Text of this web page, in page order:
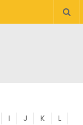
I J K
L